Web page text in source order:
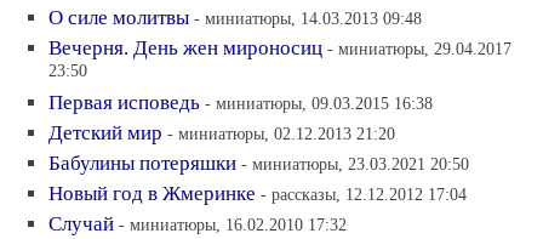
О силе молитвы - миниатюры, 14.03.2013 09:48
Вечерня. День жен мироносиц - миниатюры, 29.04.2017
23:50
Первая исповедь - миниатюры, 09.03.2015 16:38
Детский мир - миниатюры, 02.12.2013 21:20
Бабулины потеряшки - миниатюры, 23.03.2021 20:50
Новый год в Жмеринке - рассказы, 12.12.2012 17:04
Случай - миниатюры, 16.02.2010 17:32